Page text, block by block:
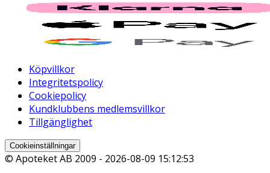
Köpvillkor
Integritetspolicy
Cookiepolicy
Kundklubbens medlemsvillkor
Tillgänglighet
Cookieinställningar
© Apoteket AB 2009 - 2026-08-09 15:12:53